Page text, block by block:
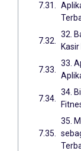
32.
33.
34.
35.